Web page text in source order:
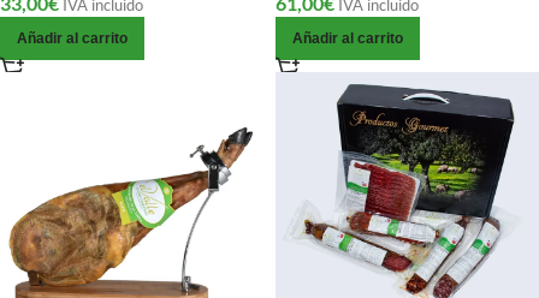
IVA incluido
Añadir al carrito
IVA incluido
Añadir al carrito